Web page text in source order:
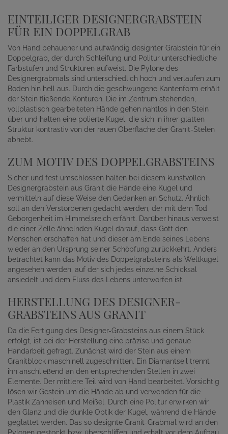
EINTEILIGER DESIGNERGRABSTEIN
FÜR EIN DOPPELGRAB
Von Hand behauener und aufwändig designter Grabstein für ein
Doppelgrab, der durch Schleifung und Politur unterschiedliche
Farbstufen und Strukturen aufweist. Die Pylone des
Designergrabmals sind unterschiedlich hoch und verlaufen zum
Boden hin hell aus. Durch die geschwungene Kantenform erhält
der Stein fließende Konturen. Die im Zentrum stehenden,
vollplastisch gearbeiteten Hände gehen nahtlos in den Stein
über und halten eine polierte Kugel, die sich in ihrer glatten
Struktur kontrastiv von der rauen Oberfläche der Granit-Stelen
abhebt.
ZUM MOTIV DES DOPPELGRABSTEINS
Sicher und fest umschlossen halten bei diesem kunstvollen
Designergrabstein aus Granit die Hände eine Kugel und
vermitteln auf diese Weise den Gedanken an Schutz. Ähnlich
soll an den Verstorbenen gedacht werden, der mit dem Tod
Geborgenheit im Himmelsreich erfährt. Darüber hinaus verweist
die einer Zelle ähnelnden Kugel darauf, dass Gott den
Menschen erschaffen hat und dieser am Ende seines Lebens
wieder an den Ursprung seiner Schöpfung zurückkehrt. Anders
betrachtet kann das Motiv des Doppelgrabsteins als Weltkugel
angesehen werden, auf der sich jedes einzelne Schicksal
ansiedelt und dem Fluss des Lebens unterworfen ist.
HERSTELLUNG DES DESIGNER-
GRABSTEINS AUS GRANIT
Da die Fertigung des Designer-Grabsteins aus einem Stück
erfolgt, ist bei der Herstellung eine präzise und genaue
Handarbeit gefragt. Zunächst wird der Stein aus einem
Granitblock maschinell zugeschnitten. Ein Diamantseil trennt
ihn anschließend an den entsprechenden Stellen in zwei
Elemente. Der mittlere Teil wird von Hand bearbeitet. Vorsichtig
lösen wir Gestein um die Hände ab und verwenden für die
Plastik Zahneisen und Meißel. Durch eine Politur erwirken wir
den Glanz und die dunkle Optik der Kugel, während die Hände
geglättet werden. Das so designte Granit-Grabmal wird an den